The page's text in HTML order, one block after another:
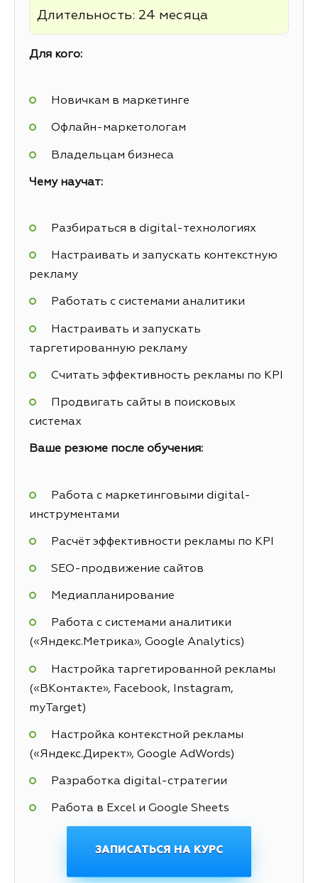
Длительность: 24 месяца
Для кого:
Новичкам в маркетинге
Офлайн-маркетологам
Владельцам бизнеса
Чему научат:
Разбираться в digital-технологиях
Настраивать и запускать контекстную
рекламу
Работать с системами аналитики
Настраивать и запускать
таргетированную рекламу
Считать эффективность рекламы по KPI
Продвигать сайты в поисковых
системах
Ваше резюме после обучения:
Работа с маркетинговыми digital-
инструментами
Расчёт эффективности рекламы по KPI
SEO-продвижение сайтов
Медиапланирование
Работа с системами аналитики
(«Яндекс.Метрика», Google Analytics)
Настройка таргетированной рекламы
(«ВКонтакте», Facebook, Instagram,
myTarget)
Настройка контекстной рекламы
(«Яндекс.Директ», Google AdWords)
Разработка digital-стратегии
Работа в Excel и Google Sheets
ЗАПИСАТЬСЯ НА КУРС